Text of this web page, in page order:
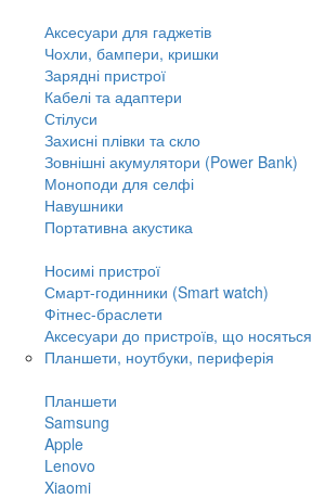
Аксесуари для гаджетів
Чохли, бампери, кришки
Зарядні пристрої
Кабелі та адаптери
Стілуси
Захисні плівки та скло
Зовнішні акумулятори (Power Bank)
Моноподи для селфі
Навушники
Портативна акустика
Носимі пристрої
Смарт-годинники (Smart watch)
Фітнес-браслети
Аксесуари до пристроїв, що носяться
Планшети, ноутбуки, периферія
Планшети
Samsung
Apple
Lenovo
Xiaomi